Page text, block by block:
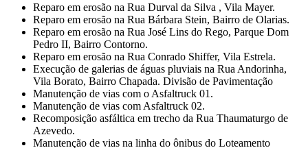
Reparo em erosão na Rua Durval da Silva , Vila Mayer.
Reparo em erosão na Rua Bárbara Stein, Bairro de Olarias.
Reparo em erosão na Rua José Lins do Rego, Parque Dom
Pedro II, Bairro Contorno.
Reparo em erosão na Rua Conrado Shiffer, Vila Estrela.
Execução de galerias de águas pluviais na Rua Andorinha,
Vila Borato, Bairro Chapada. Divisão de Pavimentação
Manutenção de vias com o Asfaltruck 01.
Manutenção de vias com Asfaltruck 02.
Recomposição asfáltica em trecho da Rua Thaumaturgo de
Azevedo.
Manutenção de vias na linha do ônibus do Loteamento